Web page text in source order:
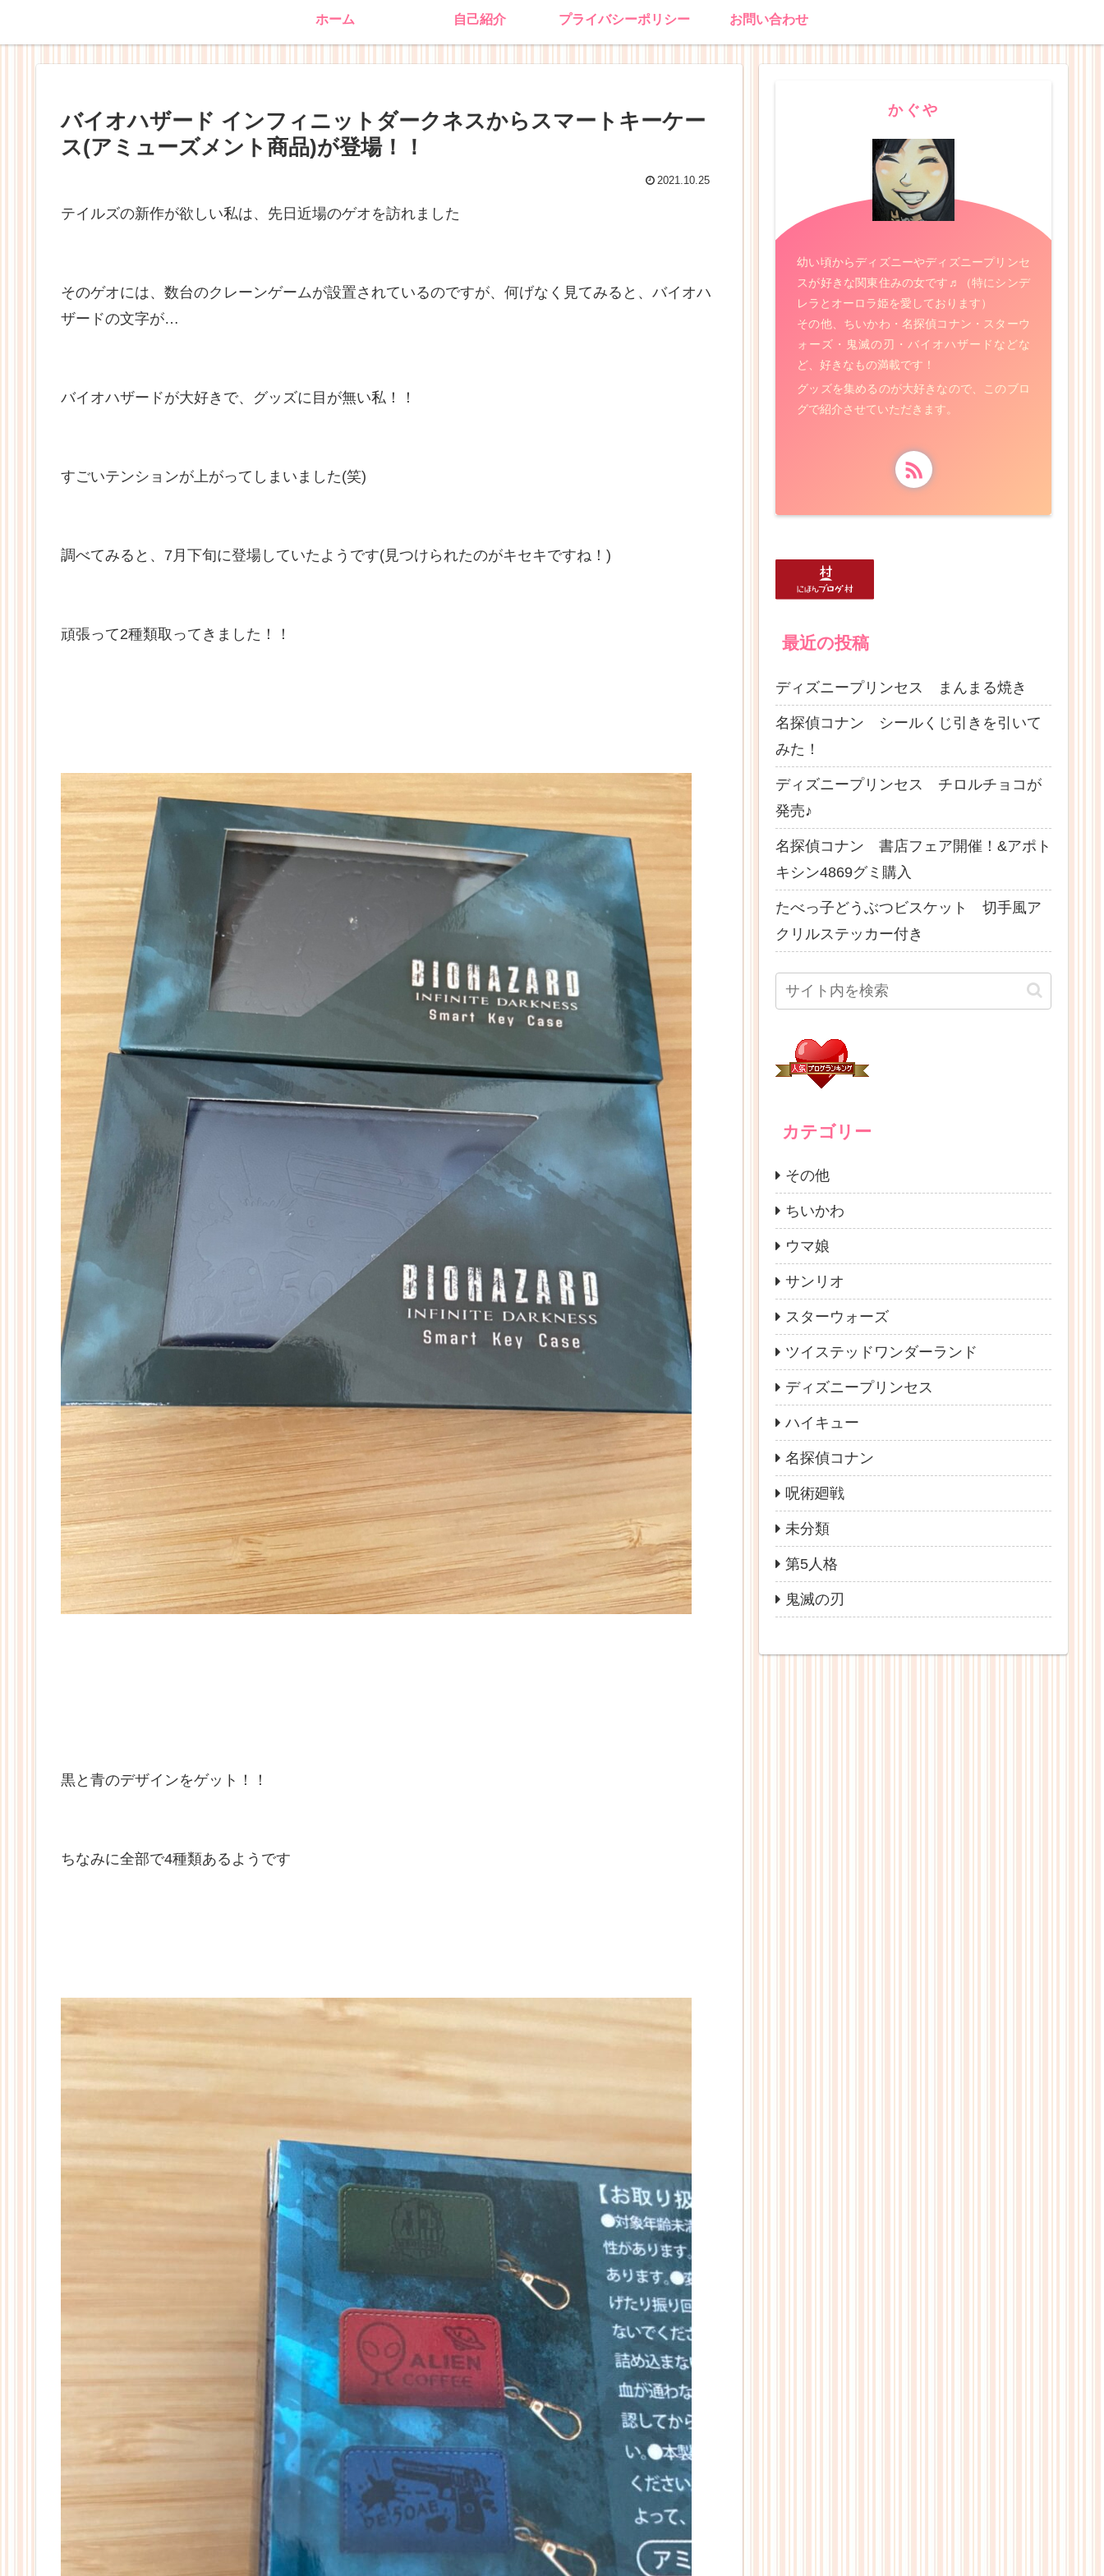
ホーム 自己紹介 プライバシーポリシー お問い合わせ
バイオハザード インフィニットダークネスからスマートキーケー
ス(アミューズメント商品)が登場！！
2021.10.25
テイルズの新作が欲しい私は、先日近場のゲオを訪れました
そのゲオには、数台のクレーンゲームが設置されているのですが、何げなく見てみると、バイオハ
ザードの文字が…
バイオハザードが大好きで、グッズに目が無い私！！
すごいテンションが上がってしまいました(笑)
調べてみると、7月下旬に登場していたようです(見つけられたのがキセキですね！)
頑張って2種類取ってきました！！
黒と青のデザインをゲット！！
ちなみに全部で4種類あるようです
かぐや
幼い頃からディズニーやディズニープリンセ
スが好きな関東住みの女です♬（特にシンデ
レラとオーロラ姫を愛しております）
その他、ちいかわ・名探偵コナン・スターウ
ォーズ・鬼滅の刃・バイオハザードなどな
ど、好きなもの満載です！
グッズを集めるのが大好きなので、このブロ
グで紹介させていただきます。
最近の投稿
ディズニープリンセス まんまる焼き
名探偵コナン シールくじ引きを引いて
みた！
ディズニープリンセス チロルチョコが
発売♪
名探偵コナン 書店フェア開催！&アポト
キシン4869グミ購入
たべっ子どうぶつビスケット 切手風ア
クリルステッカー付き
カテゴリー
その他
ちいかわ
ウマ娘
サンリオ
スターウォーズ
ツイステッドワンダーランド
ディズニープリンセス
ハイキュー
名探偵コナン
呪術廻戦
未分類
第5人格
鬼滅の刃